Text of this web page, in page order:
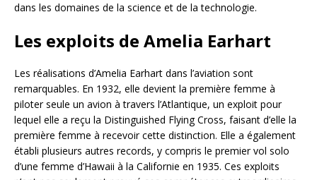
dans les domaines de la science et de la technologie.
Les exploits de Amelia Earhart
Les réalisations d’Amelia Earhart dans l’aviation sont
remarquables. En 1932, elle devient la première femme à
piloter seule un avion à travers l’Atlantique, un exploit pour
lequel elle a reçu la Distinguished Flying Cross, faisant d’elle la
première femme à recevoir cette distinction. Elle a également
établi plusieurs autres records, y compris le premier vol solo
d’une femme d’Hawaii à la Californie en 1935. Ces exploits